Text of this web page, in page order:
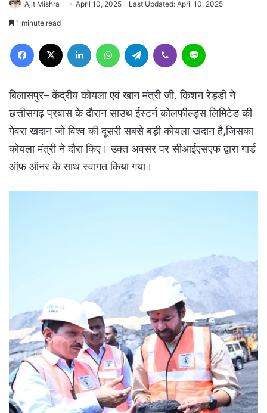
Ajit Mishra April 10, 2025 Last Updated: April 10, 2025
1 minute read
Facebook LinkedIn WhatsAppTelegram Viber
बिलासपुर– केंद्रीय कोयला एवं खान मंत्री जी. किशन रेड्डी ने
छत्तीसगढ़ प्रवास के दौरान साउथ ईस्टर्न कोलफील्ड्स लिमिटेड की
गेवरा खदान जो विश्व की दूसरी सबसे बड़ी कोयला खदान है,जिसका
कोयला मंत्री ने दौरा किए। उक्त अवसर पर सीआईएसएफ द्वारा गार्ड
ऑफ ऑनर के साथ स्वागत किया गया।